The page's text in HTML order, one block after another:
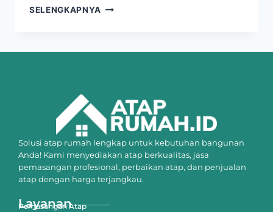
SELENGKAPNYA
Solusi atap rumah lengkap untuk kebutuhan bangunan
Anda! Kami menyediakan atap berkualitas, jasa
pemasangan profesional, perbaikan atap, dan penjualan
atap dengan harga terjangkau.
Layanan
Pemasangan Atap